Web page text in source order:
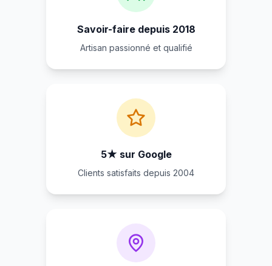
Savoir-faire depuis 2018
Artisan passionné et qualifié
5★ sur Google
Clients satisfaits depuis 2004